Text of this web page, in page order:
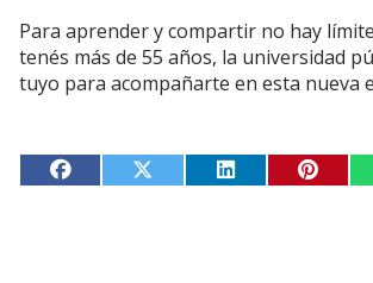
Para aprender y compartir no hay
tenés más de 55 años, la universidad
tuyo para acompañarte en esta nueva